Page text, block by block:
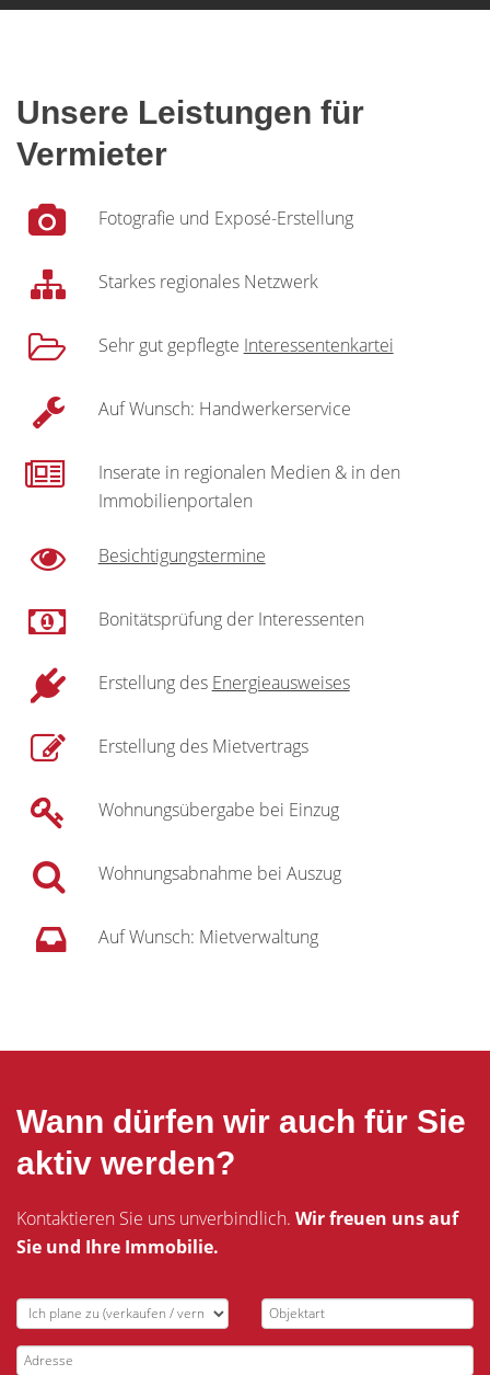
Unsere Leistungen für
Vermieter
Fotografie und Exposé-Erstellung
Starkes regionales Netzwerk
Sehr gut gepflegte Interessentenkartei
Auf Wunsch: Handwerkerservice
Inserate in regionalen Medien & in den
Immobilienportalen
Besichtigungstermine
Bonitätsprüfung der Interessenten
Erstellung des Energieausweises
Erstellung des Mietvertrags
Wohnungsübergabe bei Einzug
Wohnungsabnahme bei Auszug
Auf Wunsch: Mietverwaltung
Wann dürfen wir auch für Sie
aktiv werden?
Kontaktieren Sie uns unverbindlich. Wir freuen uns auf
Sie und Ihre Immobilie.